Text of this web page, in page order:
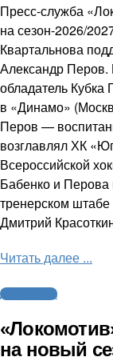
Пресс-служба
на сезон-2026/
Квартальнова
Александр Перов.
обладатель Кубка
в «Динамо»
Перов —
возглавлял ХК
Всероссийской
Бабенко и
тренерском
Дмитрий
Читать далее ...
Другие виды
на новый